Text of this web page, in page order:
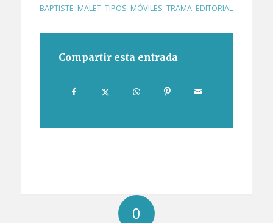
BAPTISTE_MALET, TIPOS_MÓVILES TRAMA_EDITORIAL
Compartir esta entrada
0